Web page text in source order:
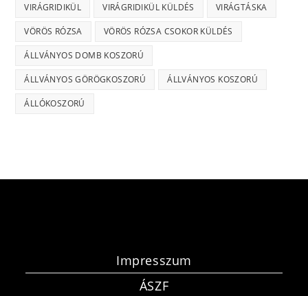
VIRÁGRIDIKÜL VIRÁGRIDIKÜL KÜLDÉS VIRÁGTÁSKA
VÖRÖS RÓZSA VÖRÖS RÓZSA CSOKOR KÜLDÉS
ÁLLVÁNYOS DOMB KOSZORÚ
ÁLLVÁNYOS GÖRÖGKOSZORÚ ÁLLVÁNYOS KOSZORÚ
ÁLLÓKOSZORÚ
Impresszum
ÁSZF